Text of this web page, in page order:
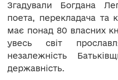
Згадували Богдана
поета, перекладача та
має понад 80 власних
увесь світ
незалежність
державність.